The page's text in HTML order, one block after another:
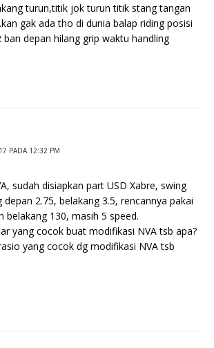
turun,titik jok turun titik stang tangan
gak ada tho di dunia balap riding posisi
ban depan hilang grip waktu handling
PADA 12:32 PM
sudah disiapkan part USD Xabre, swing
2.75, belakang 3.5, rencannya pakai
belakang 130, masih 5 speed.
yang cocok buat modifikasi NVA tsb apa?
yang cocok dg modifikasi NVA tsb